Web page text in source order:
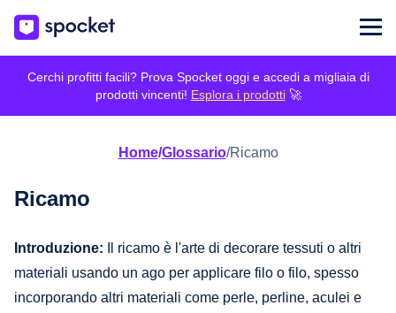
Cerchi profitti facili? Prova Spocket oggi e accedi a migliaia di
prodotti vincenti! Esplora i prodotti🚀
Home/Glossario/Ricamo
Ricamo
Introduzione:
Il ricamo è l'arte di decorare tessuti o altri
materiali usando un ago per applicare filo o filo, spesso
incorporando altri materiali come perle, perline, aculei e